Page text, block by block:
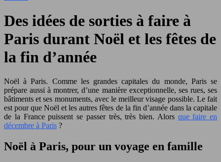
Des idées de sorties à faire à
Paris durant Noël et les fêtes de
la fin d’année
Noël à Paris. Comme les grandes capitales du monde, Paris se
prépare aussi à montrer, d’une manière exceptionnelle, ses rues, ses
bâtiments et ses monuments, avec le meilleur visage possible. Le fait
est pour que Noël et les autres fêtes de la fin d’année dans la capitale
de la France puissent se passer très, très bien. Alors que faire en
décembre à Paris ?
Noël à Paris, pour un voyage en famille